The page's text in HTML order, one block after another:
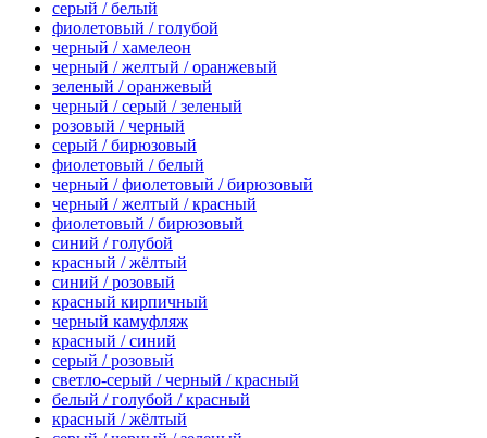
серый / белый
фиолетовый / голубой
черный / хамелеон
черный / желтый / оранжевый
зеленый / оранжевый
черный / серый / зеленый
розовый / черный
серый / бирюзовый
фиолетовый / белый
черный / фиолетовый / бирюзовый
черный / желтый / красный
фиолетовый / бирюзовый
синий / голубой
красный / жёлтый
синий / розовый
красный кирпичный
черный камуфляж
красный / синий
серый / розовый
светло-серый / черный / красный
белый / голубой / красный
красный / жёлтый